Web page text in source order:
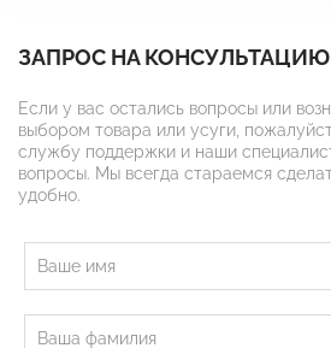
ЗАПРОС НА КОНСУЛЬТАЦИЮ
Если у вас остались вопросы или
выбором товара или усуги,
службу поддержки и наши
вопросы. Мы всегда стараемся
удобно.